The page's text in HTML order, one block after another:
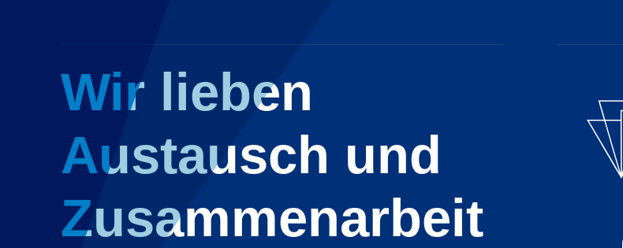
Wir lieben
Austausch und
Zusammenarbeit